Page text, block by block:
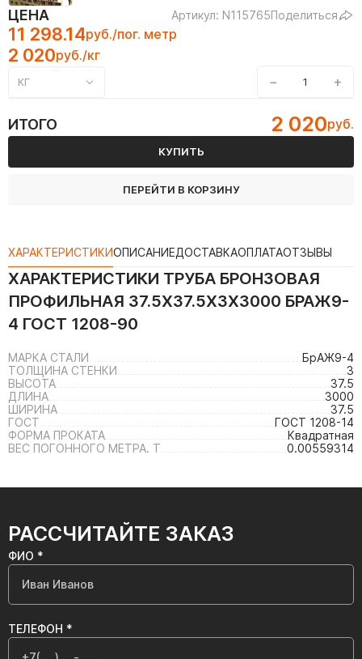
ЦЕНА Артикул: N115765Поделиться
11 298.14руб./пог. метр
2 020руб./кг
КГ − +
ИТОГО 2 020руб.
КУПИТЬ
ПЕРЕЙТИ В КОРЗИНУ
ХАРАКТЕРИСТИКИОПИСАНИЕДОСТАВКАОПЛАТАОТЗЫВЫ
ХАРАКТЕРИСТИКИ ТРУБА БРОНЗОВАЯ
ПРОФИЛЬНАЯ 37.5Х37.5Х3Х3000 БРАЖ9-
4 ГОСТ 1208-90
МАРКА СТАЛИ
БрАЖ9-4
ТОЛЩИНА СТЕНКИ
3
ВЫСОТА
37.5
ДЛИНА
3000
ШИРИНА
37.5
ГОСТ
ГОСТ 1208-14
ФОРМА ПРОКАТА
Квадратная
ВЕС ПОГОННОГО МЕТРА. Т
0.00559314
РАССЧИТАЙТЕ ЗАКАЗ
ФИО *
ТЕЛЕФОН *